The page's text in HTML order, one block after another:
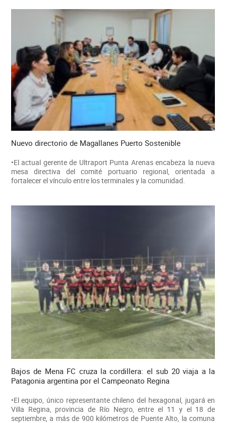
Nuevo directorio de Magallanes Puerto Sostenible
•El actual gerente de Ultraport Punta Arenas encabeza la nueva
mesa directiva del comité portuario regional, orientada a
fortalecer el vínculo entre los terminales y la comunidad.
Bajos de Mena FC cruza la cordillera: el sub 20 viaja a la
Patagonia argentina por el Campeonato Regina
•El equipo, único representante chileno del hexagonal, jugará en
Villa Regina, provincia de Río Negro, entre el 11 y el 18 de
septiembre, a más de 900 kilómetros de Puente Alto, la comuna